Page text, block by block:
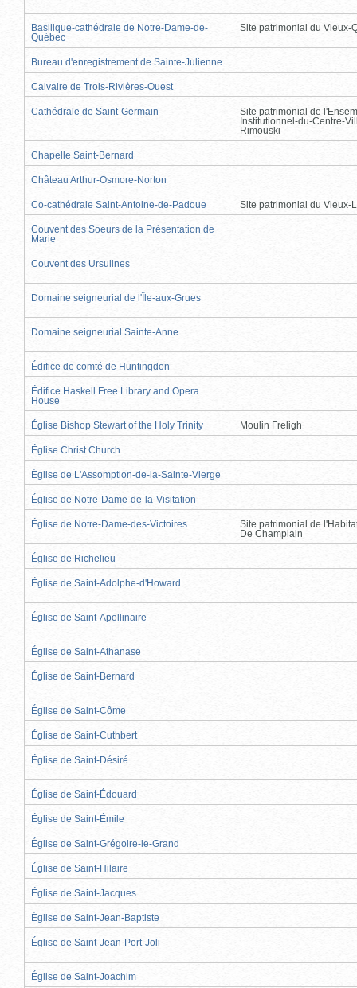
Basilique-cathédrale de Notre-Dame-de-
Québec
Site patrimonial du Vieux-
Bureau d'enregistrement de Sainte-Julienne
Calvaire de Trois-Rivières-Ouest
Cathédrale de Saint-Germain
Site patrimonial de
Institutionnel-du-Centre-
Rimouski
Chapelle Saint-Bernard
Château Arthur-Osmore-Norton
Co-cathédrale Saint-Antoine-de-Padoue Site patrimonial du Vieux-
Couvent des Soeurs de la Présentation de
Marie
Couvent des Ursulines
Domaine seigneurial de l'Île-aux-Grues
Domaine seigneurial Sainte-Anne
Édifice de comté de Huntingdon
Édifice Haskell Free Library and Opera
House
Église Bishop Stewart of the Holy Trinity Moulin Freligh
Église Christ Church
Église de L'Assomption-de-la-Sainte-Vierge
Église de Notre-Dame-de-la-Visitation
Église de Notre-Dame-des-Victoires
Site patrimonial de
De Champlain
Église de Richelieu
Église de Saint-Adolphe-d'Howard
Église de Saint-Apollinaire
Église de Saint-Athanase
Église de Saint-Bernard
Église de Saint-Côme
Église de Saint-Cuthbert
Église de Saint-Désiré
Église de Saint-Édouard
Église de Saint-Émile
Église de Saint-Grégoire-le-Grand
Église de Saint-Hilaire
Église de Saint-Jacques
Église de Saint-Jean-Baptiste
Église de Saint-Jean-Port-Joli
Église de Saint-Joachim